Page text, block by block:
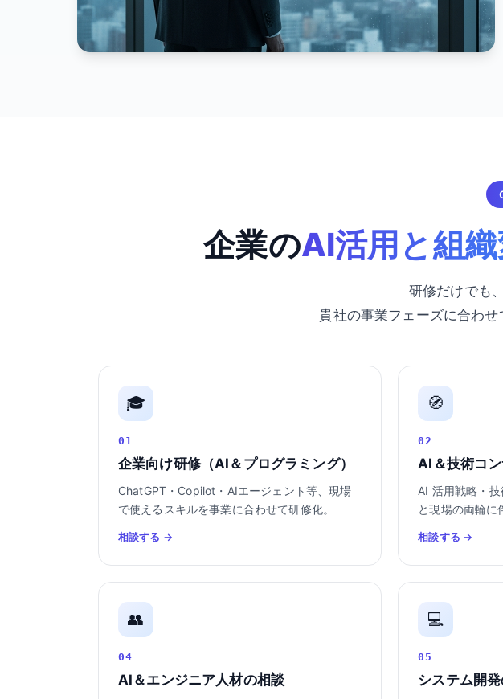
企業のAI活用と組
研修だけでも
貴社の事業フェーズに合わせ
🎓
01
企業向け研修（AI＆プログラミング）
ChatGPT・Copilot・AIエージェント等、現場
で使えるスキルを事業に合わせて研修化。
相談する →
🧭
02
AI＆技術コ
AI 活用戦略・
と現場の両輪に
相談する →
👥
04
AI＆エンジニア人材の相談
💻
05
システム開